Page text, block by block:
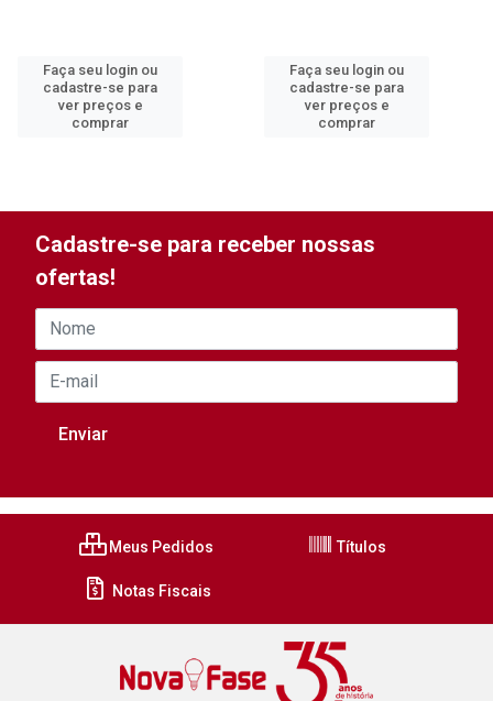
Faça seu login ou
cadastre-se para
ver preços e
comprar
Faça seu login ou
cadastre-se para
ver preços e
comprar
Cadastre-se para receber nossas
ofertas!
Meus Pedidos Títulos
Notas Fiscais